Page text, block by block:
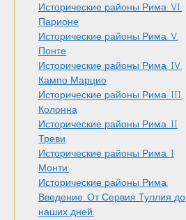
Исторические районы Рима. VI.
Парионе
Исторические районы Рима. V.
Понте
Исторические районы Рима. IV.
Кампо Марцио
Исторические районы Рима. III.
Колонна
Исторические районы Рима. II
Треви
Исторические районы Рима. I
Монти.
Исторические районы Рима.
Введение. От Сервия Туллия до
наших дней.